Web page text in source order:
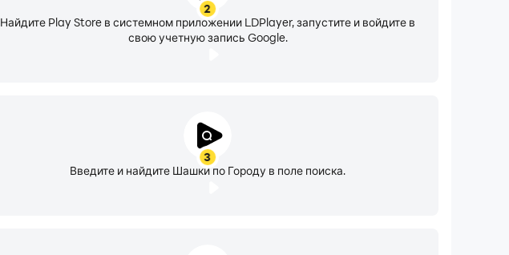
2
Найдите Play Store в системном приложении LDPlayer, запустите и войдите в
свою учетную запись Google.
3
Введите и найдите Шашки по Городу в поле поиска.